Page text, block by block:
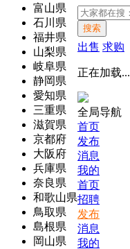
富山県
石川県
福井県
山梨県
岐阜県
静岡県
愛知県
三重県
滋賀県
京都府
大阪府
兵庫県
奈良県
和歌山県
鳥取県
島根県
岡山県
搜索
出售 求购
正在加载...
全局导航
首页
发布
消息
我的
首页
招聘
发布
消息
我的